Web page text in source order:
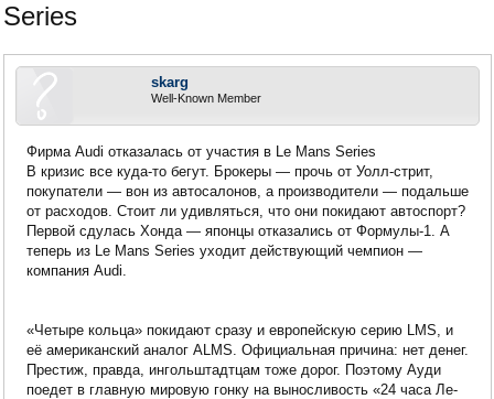
Series
skarg
Well-Known Member
Фирма Audi отказалась от участия в Le Mans Series
В кризис все куда-то бегут. Брокеры — прочь от Уолл-стрит,
покупатели — вон из автосалонов, а производители — подальше
от расходов. Стоит ли удивляться, что они покидают автоспорт?
Первой сдулась Хонда — японцы отказались от Формулы-1. А
теперь из Le Mans Series уходит действующий чемпион —
компания Audi.
«Четыре кольца» покидают сразу и европейскую серию LMS, и
её американский аналог ALMS. Официальная причина: нет денег.
Престиж, правда, ингольштадтцам тоже дорог. Поэтому Ауди
поедет в главную мировую гонку на выносливость «24 часа Ле-